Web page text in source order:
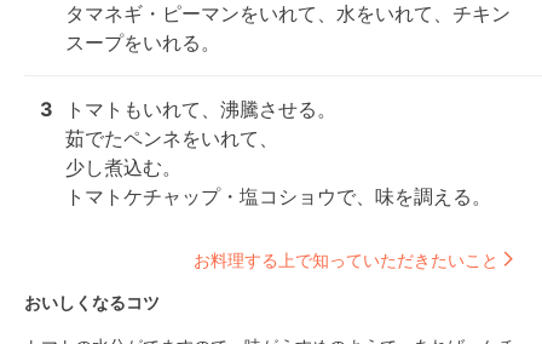
タマネギ・ピーマンをいれて、水をいれて、チキン
スープをいれる。
3
トマトもいれて、沸騰させる。
茹でたペンネをいれて、
少し煮込む。
トマトケチャップ・塩コショウで、味を調える。
お料理する上で知っていただきたいこと
おいしくなるコツ